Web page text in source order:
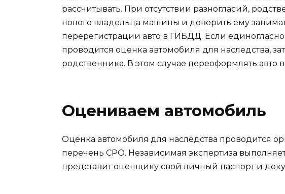
рассчитывать. При отсутствии разногласий,
нового владельца машины и доверить ему
перерегистрации авто в ГИБДД. Если
проводится оценка автомобиля для наследства,
родственника. В этом случае переоформлять
Оцениваем автомобиль
Оценка автомобиля для наследства проводится
перечень СРО. Независимая экспертиза
представит оценщику свой личный паспорт и